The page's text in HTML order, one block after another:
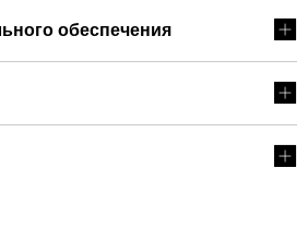
обеспечения